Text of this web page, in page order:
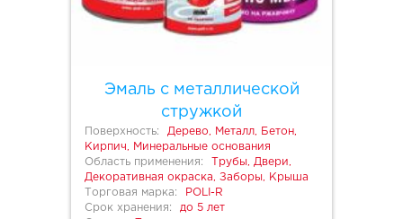
Эмаль с металлической
стружкой
Поверхность:
Дерево, Металл, Бетон,
Кирпич, Минеральные основания
Область применения:
Трубы, Двери,
Декоративная окраска, Заборы, Крыша
Торговая марка:
POLI-R
Срок хранения:
до 5 лет